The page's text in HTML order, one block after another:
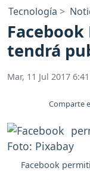
Tecnología
tendrá
Mar, 11 Jul 2017
Comparte
Facebook